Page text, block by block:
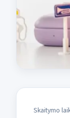
Skaitymo